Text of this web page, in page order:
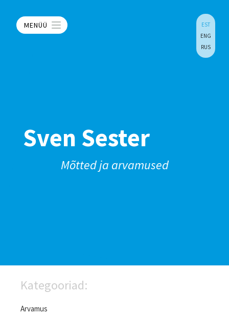
MENÜÜ
EST
ENG
RUS
Sven Sester
Mõtted ja arvamused
Kategooriad:
Arvamus